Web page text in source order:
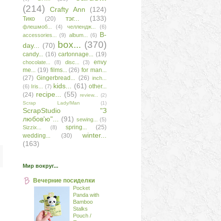
(214)
Сrafty Аnn (124)
Тико (20) тэг... (133)
флешмоб... (4) челлендж...
(6)
accessories...
(9) album... (6) B-
day...
(70) box... (370)
candy... (16) cartonnage... (19)
chocolate... (8) disc... (3)
envy
me... (19) films... (26) for man...
(27) Gingerbread... (26) inch...
(6) Iris... (7) kids... (61) other...
(24) recipe... (55) review...
(2)
Scrap Lady/Man
(1)
ScrapStudio "З
любов'ю"...
(91) sewing...
(5)
Sizzix...
(8) spring...
(25)
wedding...
(30)
winter...
(163)
Мир вокруг...
Вечерние посиделки
Pocket
Panda with
Bamboo
Stalks
Pouch /